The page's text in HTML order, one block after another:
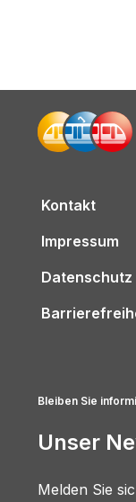
Kontakt
Impressum
Datenschutz
Bleiben Sie
Unser
Melden Sie